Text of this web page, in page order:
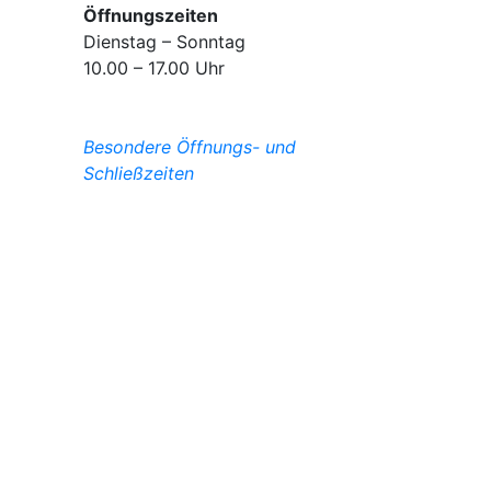
Öffnungszeiten
Dienstag – Sonntag
10.00 – 17.00 Uhr
Besondere Öffnungs- und
Schließzeiten